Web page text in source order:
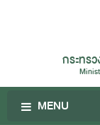
กระทร
MENU